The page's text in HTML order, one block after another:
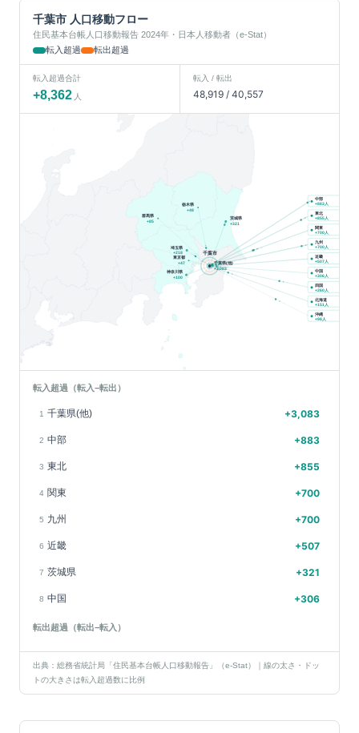
千葉市 人口移動フロー
住民基本台帳人口移動報告 2024年・日本人移動者（e-Stat）
転入超過
転出超過
転入超過合計
+8,362 人
転入 / 転出
48,919/ 40,557
千葉県(他)
+3,083
茨城県
+321
埼玉県
+218
神奈川県
+100
群馬県
+85
栃木県
+48
東京都
+47
千葉市
中部
+883人
東北
+855人
関東
+700人
九州
+700人
近畿
+507人
中国
+306人
四国
+260人
北海道
+151 人
沖縄
+98人
転入超過（転入−転出）
1 千葉県(他) +3,083
2 中部 +883
3 東北 +855
4 関東 +700
5 九州 +700
6 近畿 +507
7 茨城県 +321
8 中国 +306
転出超過（転出−転入）
出典：総務省統計局「住民基本台帳人口移動報告」（e-Stat）｜線の太さ・ドッ
トの大きさは転入超過数に比例